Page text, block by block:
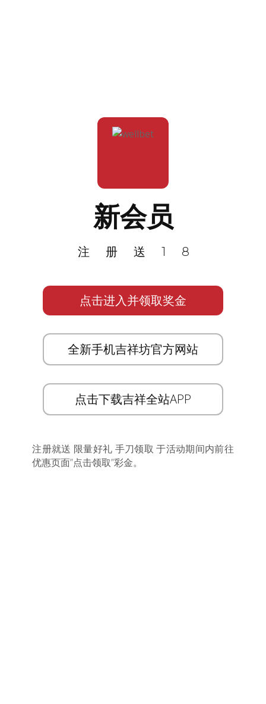
新会员
注册送18
点击进入并领取奖金
全新手机吉祥坊官方网站
点击下载吉祥全站APP
注册就送 限量好礼 手刀领取 于活动期间内前往
优惠页面”点击领取”彩金。